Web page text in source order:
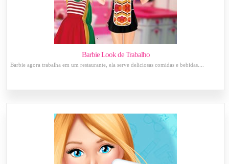
Barbie Look de Trabalho
Barbie agora trabalha em um restaurante, ela serve deliciosas comidas e bebidas....